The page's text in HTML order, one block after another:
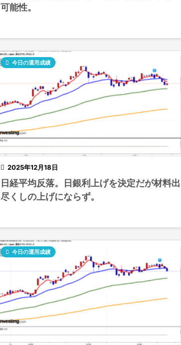
可能性。
 2025年12月18日
 今日の運用成績
日経平均反落。日銀利上げを決定だが材料出
尽くしの上げにならず。
 今日の運用成績